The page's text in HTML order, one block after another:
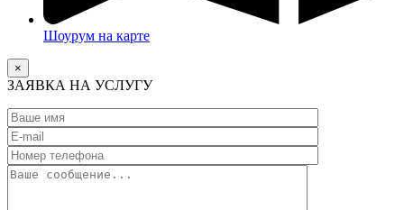
Шоурум на карте
×
ЗАЯВКА НА УСЛУГУ